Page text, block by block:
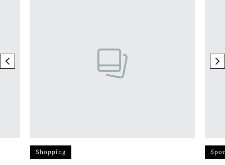
previous element
Shopping